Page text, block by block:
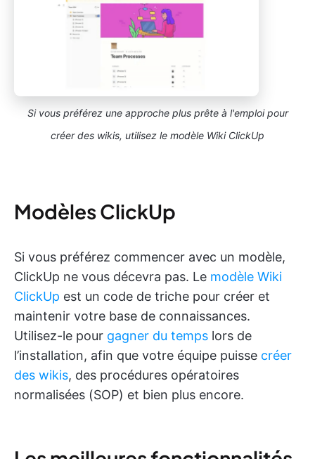
Si vous préférez une approche plus prête à l'emploi pour
créer des wikis, utilisez le modèle Wiki ClickUp
Modèles ClickUp
Si vous préférez commencer avec un modèle,
ClickUp ne vous décevra pas. Le modèle Wiki
ClickUp est un code de triche pour créer et
maintenir votre base de connaissances.
Utilisez-le pour gagner du temps lors de
l’installation, afin que votre équipe puisse créer
des wikis, des procédures opératoires
normalisées (SOP) et bien plus encore.